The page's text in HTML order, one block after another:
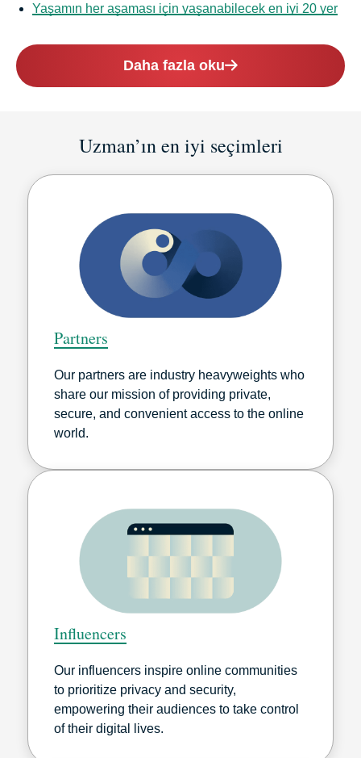
Yaşamın her aşaması için yaşanabilecek en iyi 20 yer
Daha fazla oku
Uzman’ın en iyi seçimleri
Partners
Our partners are industry heavyweights who
share our mission of providing private,
secure, and convenient access to the online
world.
Influencers
Our influencers inspire online communities
to prioritize privacy and security,
empowering their audiences to take control
of their digital lives.